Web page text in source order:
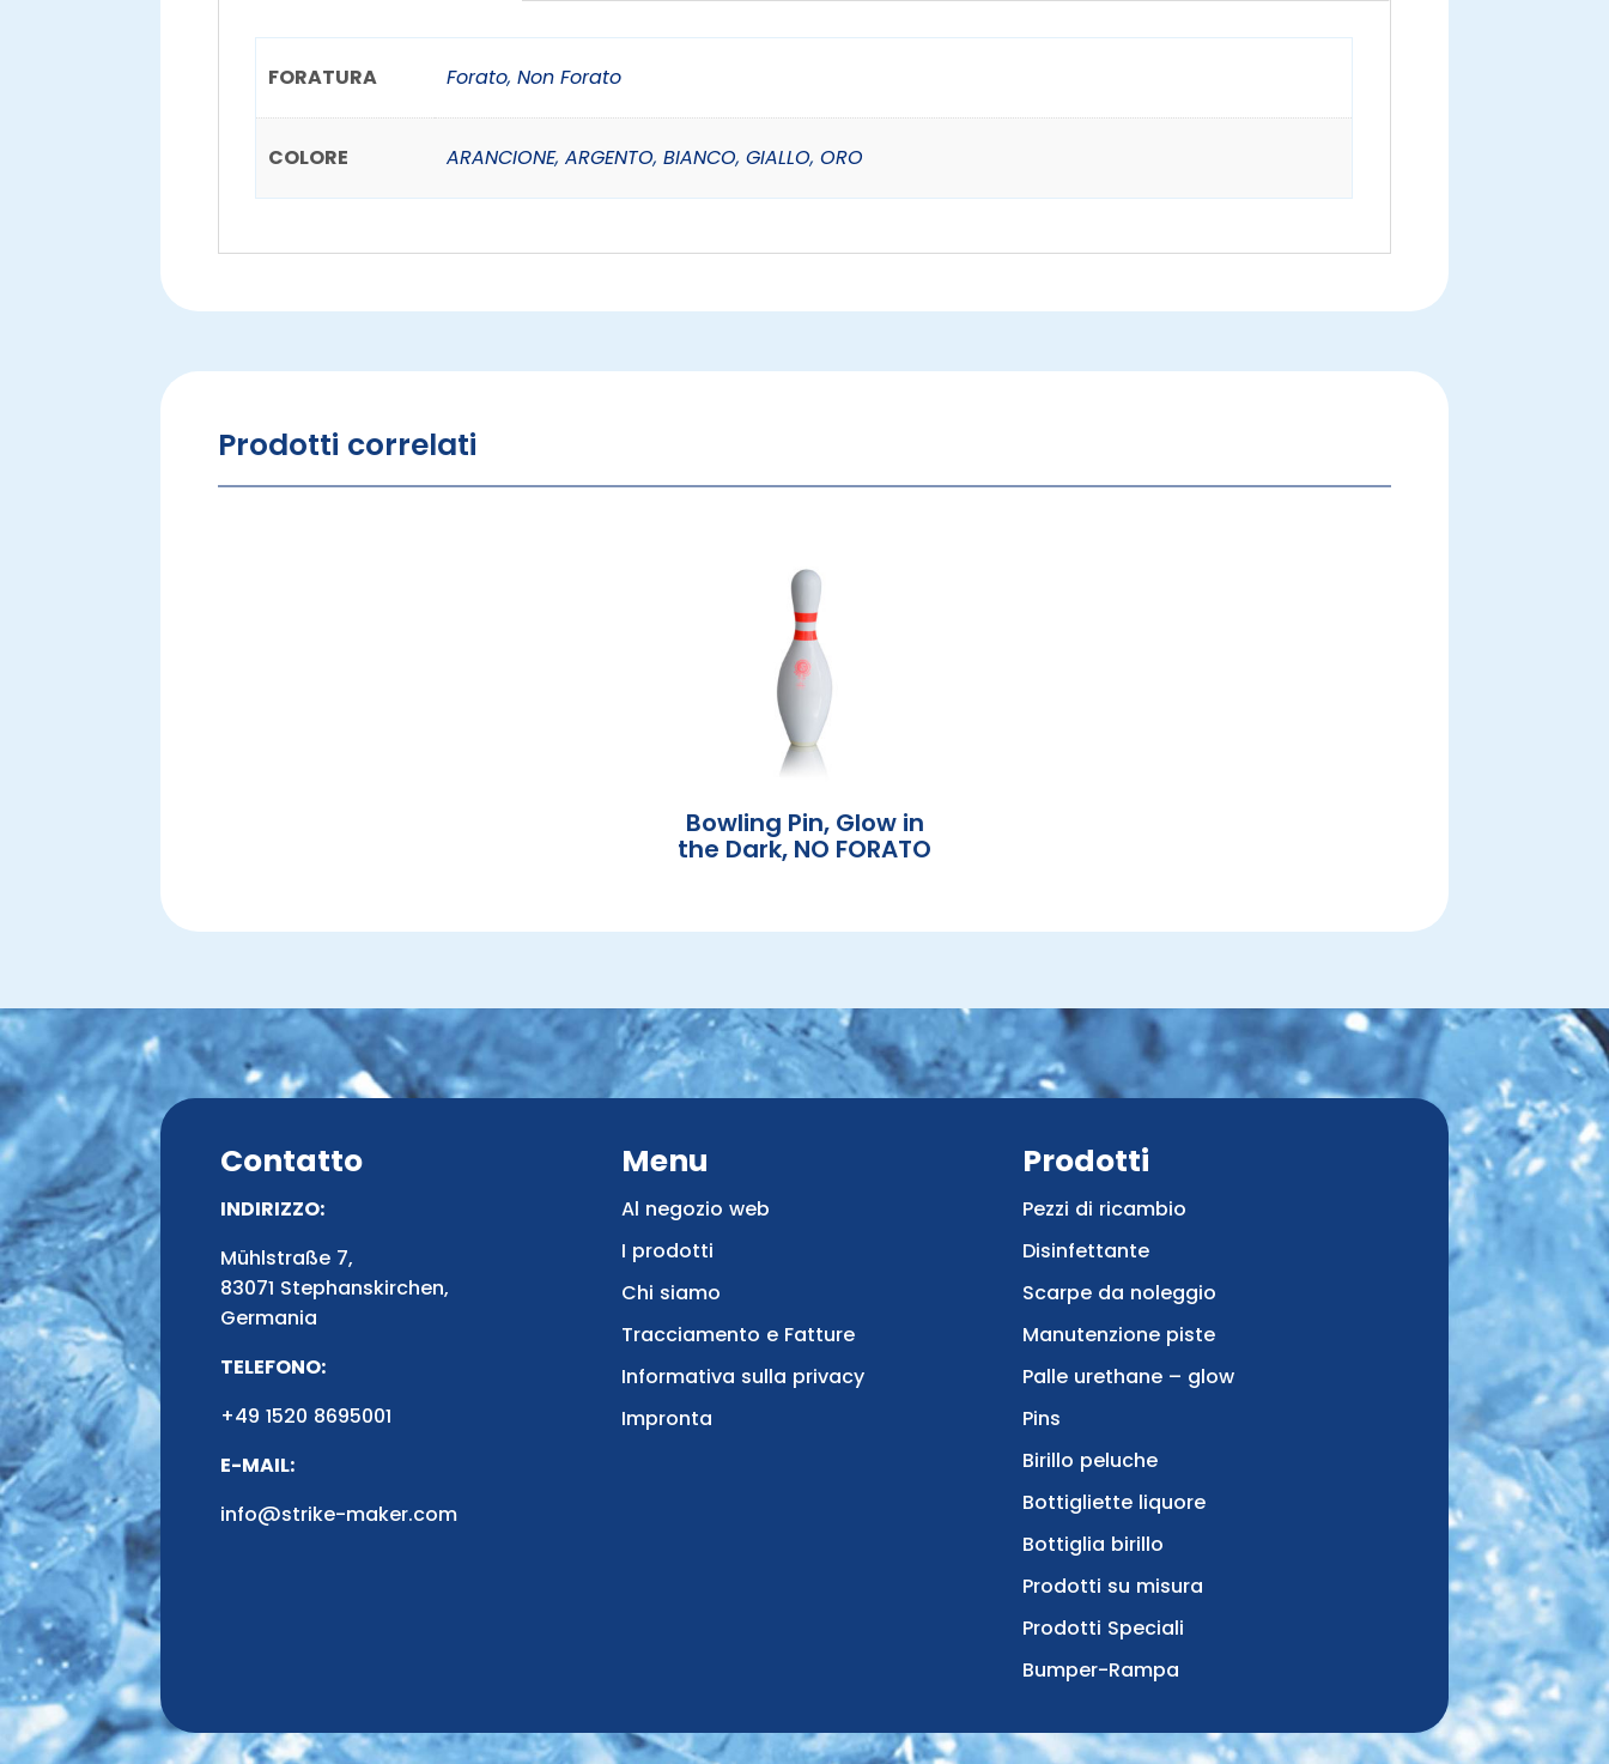
FORATURA Forato, Non Forato
COLORE ARANCIONE, ARGENTO, BIANCO, GIALLO, ORO
Prodotti correlati
Bowling Pin, Glow in
the Dark, NO FORATO
Contatto
INDIRIZZO:
Mühlstraße 7,
83071 Stephanskirchen,
Germania
TELEFONO:
+49 1520 8695001
E-MAIL:
info@strike-maker.com
Menu
Al negozio web
I prodotti
Chi siamo
Tracciamento e Fatture
Informativa sulla privacy
Impronta
Prodotti
Pezzi di ricambio
Disinfettante
Scarpe da noleggio
Manutenzione piste
Palle urethane – glow
Pins
Birillo peluche
Bottigliette liquore
Bottiglia birillo
Prodotti su misura
Prodotti Speciali
Bumper-Rampa